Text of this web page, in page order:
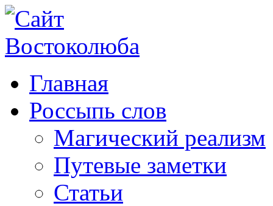
Главная
Россыпь слов
Магический реализм
Путевые заметки
Статьи